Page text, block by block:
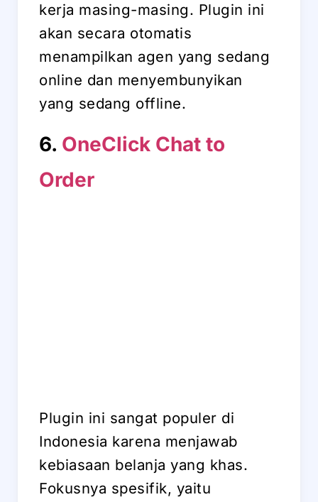
kerja masing-masing. Plugin ini
akan secara otomatis
menampilkan agen yang sedang
online dan menyembunyikan
yang sedang offline.
6. OneClick Chat to
Order
Plugin ini sangat populer di
Indonesia karena menjawab
kebiasaan belanja yang khas.
Fokusnya spesifik, yaitu